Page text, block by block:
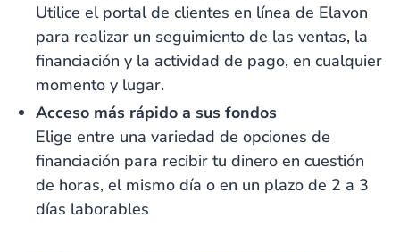
Utilice el portal de clientes en línea de Elavon
para realizar un seguimiento de las ventas, la
financiación y la actividad de pago, en cualquier
momento y lugar.
Acceso más rápido a sus fondos
Elige entre una variedad de opciones de
financiación para recibir tu dinero en cuestión
de horas, el mismo día o en un plazo de 2 a 3
días laborables